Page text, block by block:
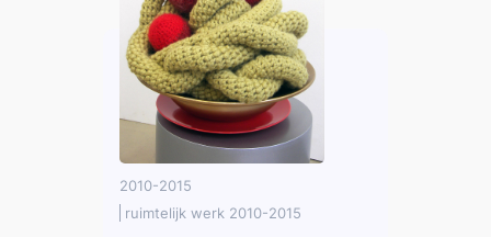
2010-2015
ruimtelijk werk 2010-2015